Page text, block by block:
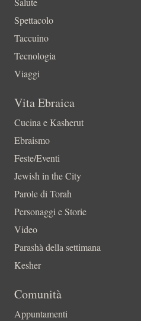
Spettacolo
Taccuino
Tecnologia
Viaggi
Vita Ebraica
Cucina e Kasherut
Ebraismo
Feste/Eventi
Jewish in the City
Parole di Torah
Personaggi e Storie
Video
Parashà della settimana
Kesher
Comunità
Appuntamenti